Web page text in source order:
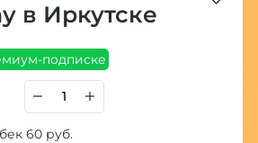
в Иркутске
подписке
60 руб.